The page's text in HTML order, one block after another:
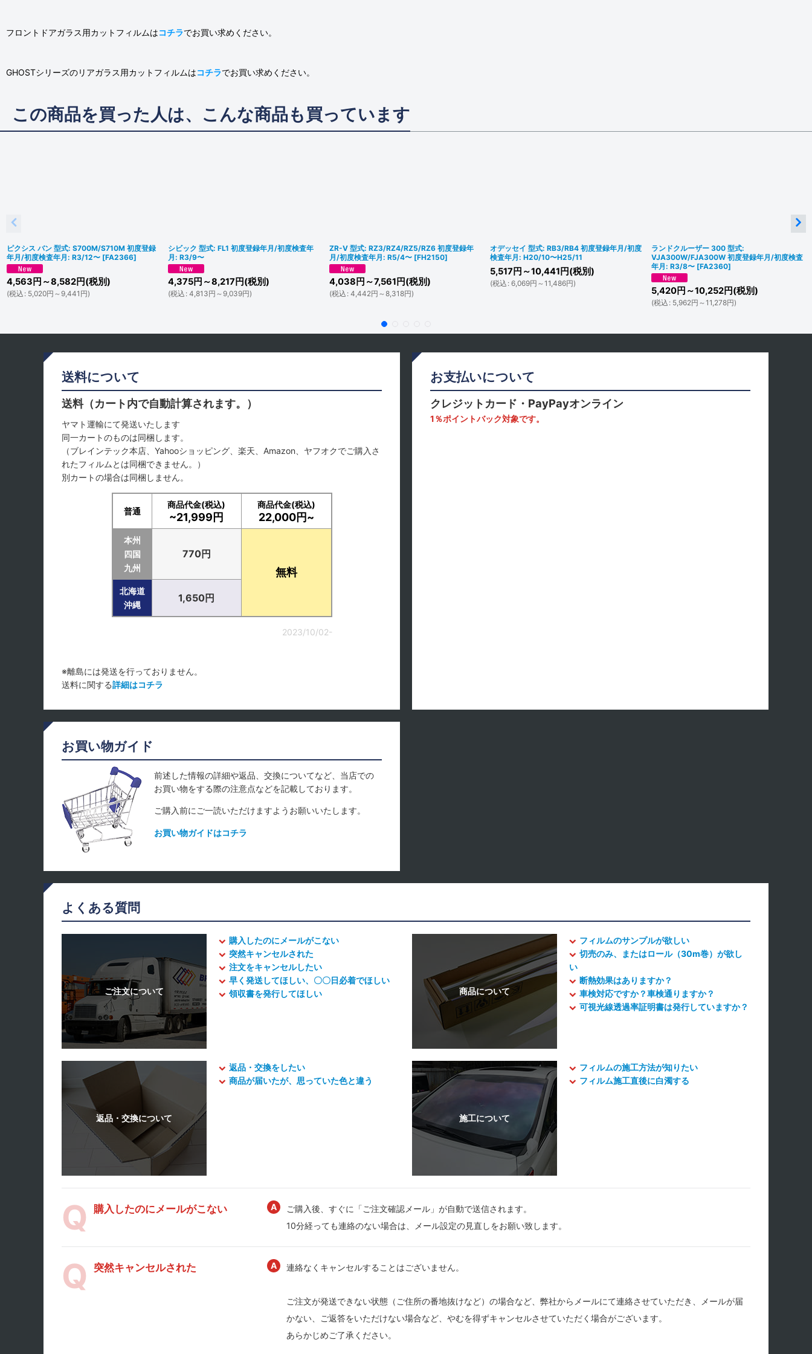
フロントドアガラス用カットフィルムはコチラでお買い求めください。
GHOSTシリーズのリアガラス用カットフィルムはコチラでお買い求めください。
この商品を買った人は、こんな商品も買っています
ピクシス バン 型式: S700M/S710M 初度登録
年月/初度検査年月: R3/12〜 [FA2366]
4,563 円 ～8,582円(税別)
(税込 : 5,020円 ～9,441 円)
シビック 型式: FL1 初度登録年月/初度検査年
月: R3/9〜
4,375円 ～8,217 円(税別)
(税込 : 4,813円 ～9,039円)
ZR-V 型式: RZ3/RZ4/RZ5/RZ6 初度登録年
月/初度検査年月: R5/4〜 [FH2150]
4,038 円 ～7,561 円(税別)
(税込 : 4,442円 ～8,318円)
オデッセイ 型式: RB3/RB4 初度登録年月/初度
検査年月: H20/10〜H25/11
5,517 円 ～10,441 円(税別)
(税込 : 6,069円 ～11,486円)
ランドクルーザー 300 型式:
VJA300W/FJA300W 初度登録年月/初度検査
年月: R3/8〜 [FA2360]
5,420円 ～10,252円(税別)
(税込 : 5,962円 ～11,278円)
送料について
送料（カート内で自動計算されます。）
ヤマト運輸にて発送いたします
同一カートのものは同梱します。
（ブレインテック本店、Yahooショッピング、楽天、Amazon、ヤフオクでご購入さ
れたフィルムとは同梱できません。）
別カートの場合は同梱しません。
普通
商品代金(税込)
~21,999円
商品代金(税込)
22,000円~
本州
四国
九州
770円
無料
北海道
沖縄
1,650円
2023/10/02-
※離島には発送を行っておりません。
送料に関する詳細はコチラ
お支払いについて
クレジットカード・PayPayオンライン
1％ポイントバック対象です。
お買い物ガイド
前述した情報の詳細や返品、交換についてなど、当店での
お買い物をする際の注意点などを記載しております。
ご購入前にご一読いただけますようお願いいたします。
お買い物ガイドはコチラ
よくある質問
購入したのにメールがこない
突然キャンセルされた
注文をキャンセルしたい
早く発送してほしい、〇〇日必着でほしい
領収書を発行してほしい
フィルムのサンプルが欲しい
切売のみ、またはロール（30m巻）が欲し
い
断熱効果はありますか？
車検対応ですか？車検通りますか？
可視光線透過率証明書は発行していますか？
返品・交換をしたい
商品が届いたが、思っていた色と違う
フィルムの施工方法が知りたい
フィルム施工直後に白濁する
購入したのにメールがこない
ご購入後、すぐに「ご注文確認メール」が自動で送信されます。
10分経っても連絡のない場合は、メール設定の見直しをお願い致します。
突然キャンセルされた 連絡なくキャンセルすることはございません。
ご注文が発送できない状態（ご住所の番地抜けなど）の場合など、弊社からメールにて連絡させていただき、メールが届
かない、ご返答をいただけない場合など、やむを得ずキャンセルさせていただく場合がございます。
あらかじめご了承ください。